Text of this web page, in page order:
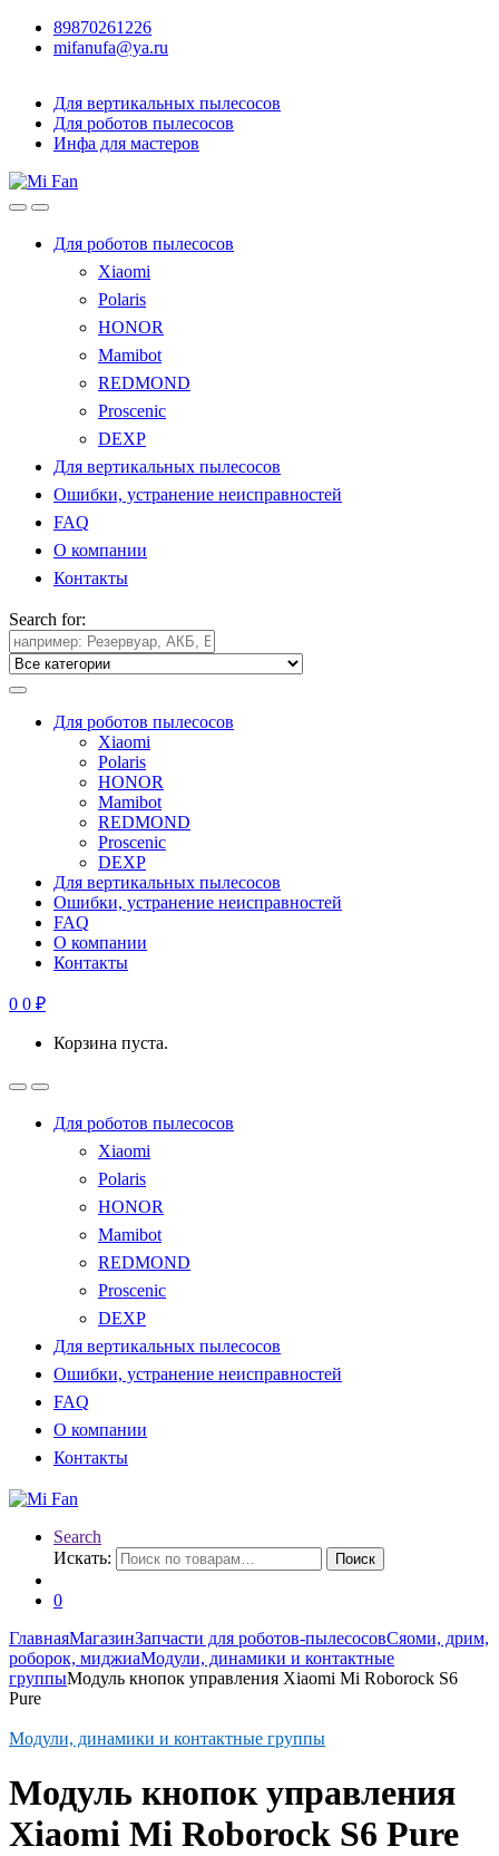
89870261226
mifanufa@ya.ru
Для вертикальных пылесосов
Для роботов пылесосов
Инфа для мастеров
Для роботов пылесосов
Xiaomi
Polaris
HONOR
Mamibot
REDMOND
Proscenic
DEXP
Для вертикальных пылесосов
Ошибки, устранение неисправностей
FAQ
О компании
Контакты
Search for:
Для роботов пылесосов
Xiaomi
Polaris
HONOR
Mamibot
REDMOND
Proscenic
DEXP
Для вертикальных пылесосов
Ошибки, устранение неисправностей
FAQ
О компании
Контакты
0 0 ₽
Корзина пуста.
Для роботов пылесосов
Xiaomi
Polaris
HONOR
Mamibot
REDMOND
Proscenic
DEXP
Для вертикальных пылесосов
Ошибки, устранение неисправностей
FAQ
О компании
Контакты
Search
Искать:
Поиск
0
ГлавнаяМагазинЗапчасти для роботов-пылесосовСяоми, дрим,
роборок, миджиаМодули, динамики и контактные
группыМодуль кнопок управления Xiaomi Mi Roborock S6
Pure
Модули, динамики и контактные группы
Модуль кнопок управления
Xiaomi Mi Roborock S6 Pure